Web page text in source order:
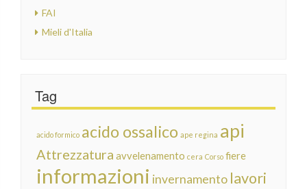
FAI
Mieli d'Italia
Tag
acido formico acido ossalico ape regina api
Attrezzatura avvelenamento cera Corso fiere
informazioni invernamento lavori